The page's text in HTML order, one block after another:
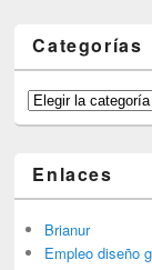
Categorías
Categorías
Enlaces
Brianur
Empleo diseño